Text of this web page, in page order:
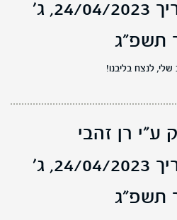
2023,
ג'
תשפ"ג
שלי, לנצח בליבנו!
ע"י רן זהבי
2023,
ג'
תשפ"ג